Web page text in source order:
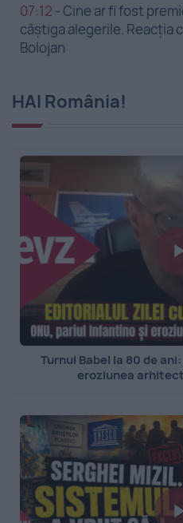
07:12 -Cine ar fi fost
câștiga alegerile. Reacția
Bolojan
HAI România!
Turnul Babel la 80 de
eroziunea